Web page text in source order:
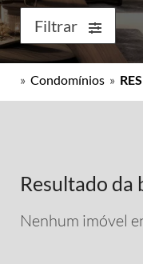
Filtrar
» Condomínios »
Resultado da
Nenhum imóvel